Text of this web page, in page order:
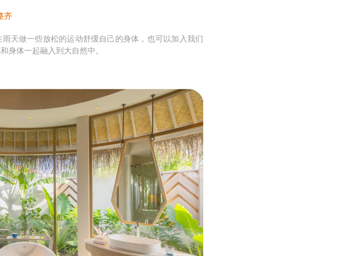
齐
天做一些放松的运动舒缓自己的身体，也可以加入我们
身体一起融入到大自然中。